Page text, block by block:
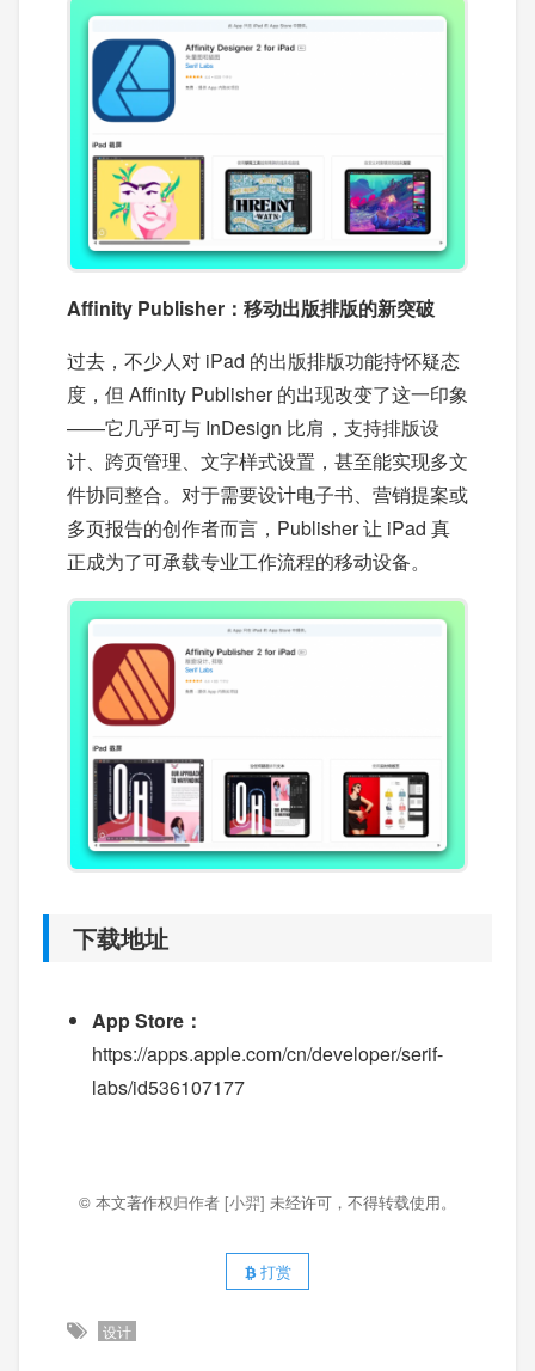
Affinity Publisher：移动出版排版的新突破
过去，不少人对 iPad 的出版排版功能持怀疑态
度，但 Affinity Publisher 的出现改变了这一印象
——它几乎可与 InDesign 比肩，支持排版设
计、跨页管理、文字样式设置，甚至能实现多文
件协同整合。对于需要设计电子书、营销提案或
多页报告的创作者而言，Publisher 让 iPad 真
正成为了可承载专业工作流程的移动设备。
下载地址
App Store：
https://apps.apple.com/cn/developer/serif-
labs/id536107177
© 本文著作权归作者 [小羿] 未经许可，不得转载使用。
打赏
设计